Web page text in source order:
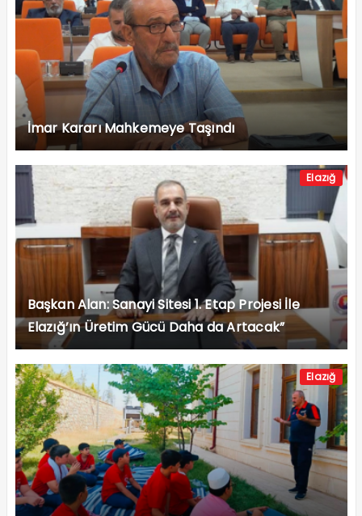
İmar Kararı Mahkemeye Taşındı
Elazığ
Başkan Alan: Sanayi Sitesi 1. Etap Projesi İle
Elazığ’ın Üretim Gücü Daha da Artacak”
Elazığ